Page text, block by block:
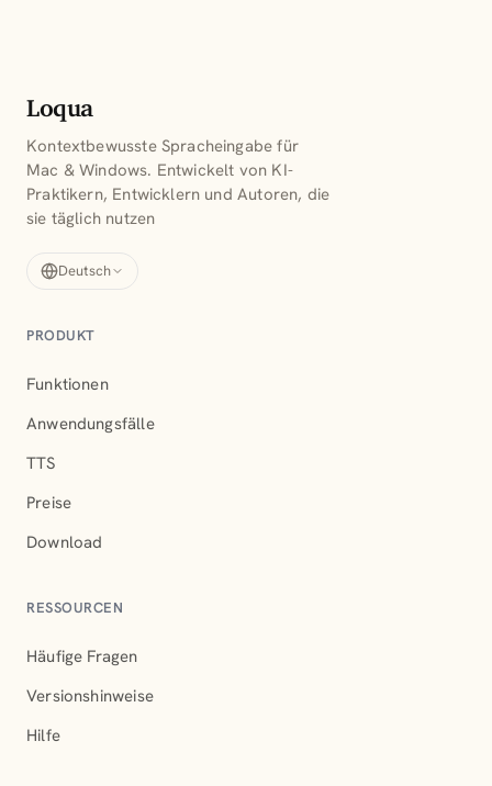
Loqua
Kontextbewusste Spracheingabe für
Mac & Windows. Entwickelt von KI-
Praktikern, Entwicklern und Autoren, die
sie täglich nutzen
Deutsch
PRODUKT
Funktionen
Anwendungsfälle
TTS
Preise
Download
RESSOURCEN
Häufige Fragen
Versionshinweise
Hilfe